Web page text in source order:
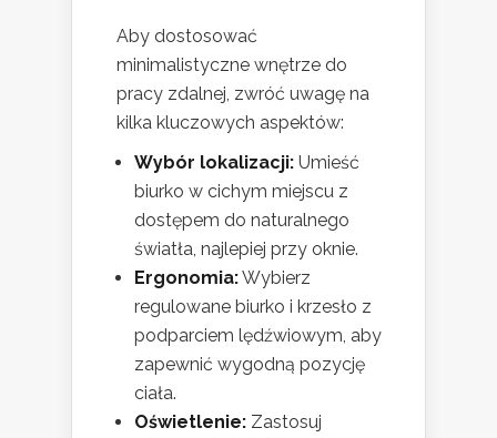
Aby dostosować
minimalistyczne wnętrze do
pracy zdalnej, zwróć uwagę na
kilka kluczowych aspektów:
Wybór lokalizacji: Umieść
biurko w cichym miejscu z
dostępem do naturalnego
światła, najlepiej przy oknie.
Ergonomia:Wybierz
regulowane biurko i krzesło z
podparciem lędźwiowym, aby
zapewnić wygodną pozycję
ciała.
Oświetlenie: Zastosuj